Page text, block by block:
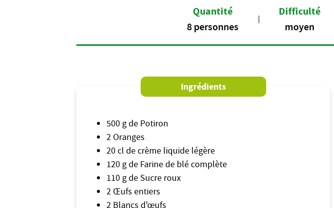
Quantité
8 personnes
Difficulté
moyen
Ingrédients
500 g de Potiron
2 Oranges
20 cl de crème liquide légère
120 g de Farine de blé complète
110 g de Sucre roux
2 Œufs entiers
2 Blancs d'œufs